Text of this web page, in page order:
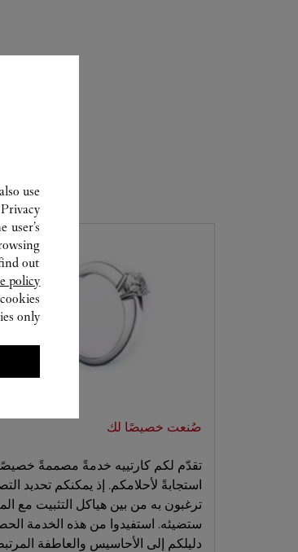
صُنعت خصيصًا لك
تقدّم لكم كارتييه خدمةً مصممةً
استجابةً لأحلامكم. إذ يمكنكم تحديد
ترغبون به من بين هياكل التثبيت مع
ستضيئه. استفيدوا من هذه الخدمة
دليلكم إلى الأحاسيس والعاطفة
use
out
policy.
only.